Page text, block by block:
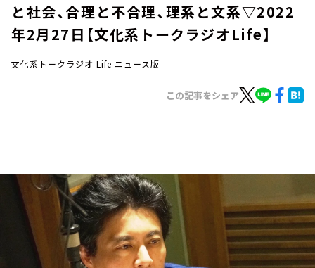
今日の番組表
週間番組表
と社会、合理と不合理、理系と文系▽2022
年2月27日【文化系トークラジオLife】
文化系トークラジオ Life ニュース版
この記事をシェア